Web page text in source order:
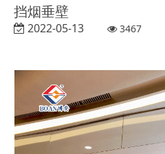
挡烟垂壁
2022-05-13 3467